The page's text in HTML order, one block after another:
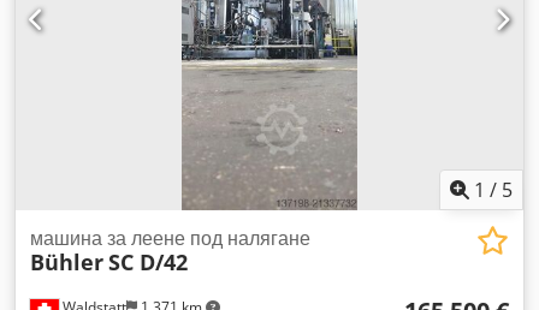
1 / 5
машина за леене под налягане
BühlerSC D/42